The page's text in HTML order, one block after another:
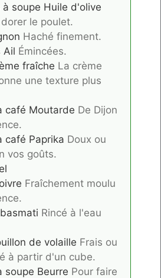
à soupe Huile d'olive
le poulet.
Haché finement.
Ail Émincées.
fraîche La crème
une texture plus
café Moutarde De Dijon
café Paprika Doux ou
vos goûts.
Fraîchement moulu
Rincé à l'eau
de volaille Frais ou
à partir d'un cube.
soupe Beurre Pour faire